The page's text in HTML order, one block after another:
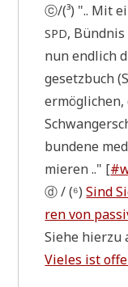
ⓒ/(³) ".. Mit
SPD,
nun end­lich
ge­setz­buch
bun­de­ne
mie­ren .." [
ⓓ / (⁶)Sind
ren von
Sie­he
Vie­les ist